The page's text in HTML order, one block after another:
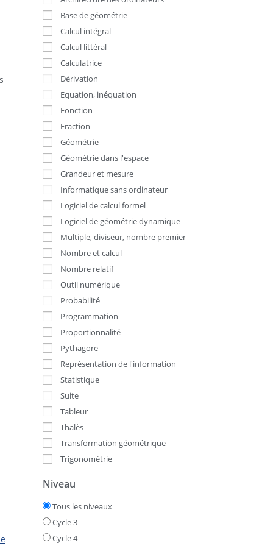
Base de géométrie
Calcul intégral
Calcul littéral
Calculatrice
Dérivation
Equation, inéquation
Fonction
Fraction
Géométrie
Géométrie dans l'espace
Grandeur et mesure
Informatique sans ordinateur
Logiciel de calcul formel
Logiciel de géométrie dynamique
Multiple, diviseur, nombre premier
Nombre et calcul
Nombre relatif
Outil numérique
Probabilité
Programmation
Proportionnalité
Pythagore
Représentation de l'information
Statistique
Suite
Tableur
Thalès
Transformation géométrique
Trigonométrie
Niveau
Tous les niveaux
Cycle 3
Cycle 4